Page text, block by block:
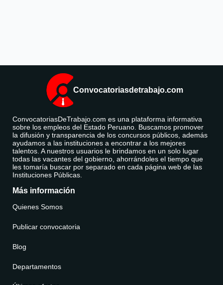
Convocatoriasdetrabajo.com
ConvocatoriasDeTrabajo.com es una plataforma informativa
sobre los empleos del Estado Peruano. Buscamos promover
la difusión y transparencia de los concursos públicos, además
ayudamos a las instituciones a encontrar a los mejores
talentos. A nuestros usuarios le brindamos en un solo lugar
todas las vacantes del gobierno, ahorrándoles el tiempo que
les tomaría buscar por separado en cada página web de las
Instituciones Públicas.
Más información
Quienes Somos
Publicar convocatoria
Blog
Departamentos